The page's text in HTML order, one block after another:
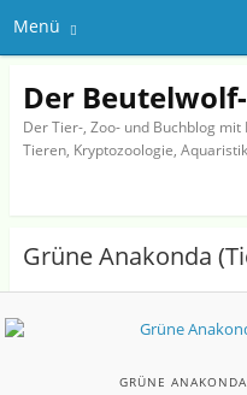
Menü
Der
Der Tier-, Zoo- und Buchblog
Tieren, Kryptozoologie,
Grüne Anakonda
GRÜNE